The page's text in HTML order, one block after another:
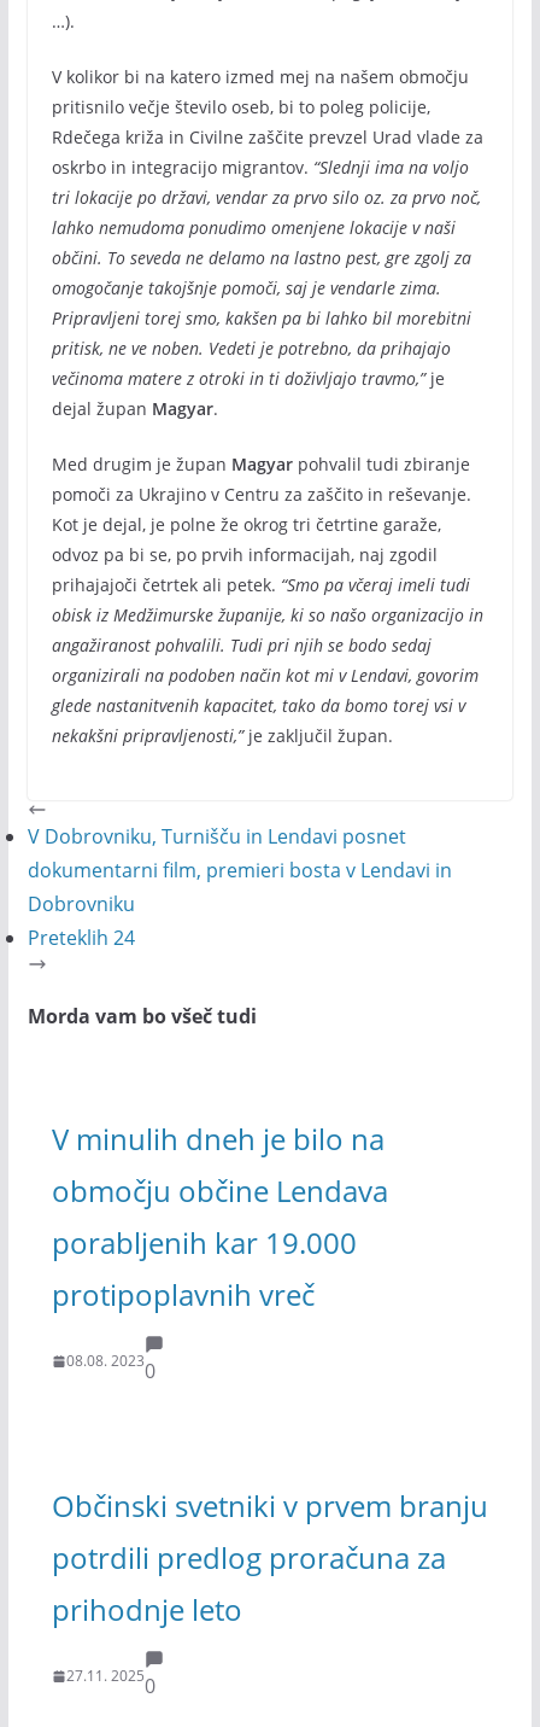
…).
V kolikor bi na katero izmed mej na našem območju
pritisnilo večje število oseb, bi to poleg policije,
Rdečega križa in Civilne zaščite prevzel Urad vlade za
oskrbo in integracijo migrantov. “Slednji ima na voljo
tri lokacije po državi, vendar za prvo silo oz. za prvo noč,
lahko nemudoma ponudimo omenjene lokacije v naši
občini. To seveda ne delamo na lastno pest, gre zgolj za
omogočanje takojšnje pomoči, saj je vendarle zima.
Pripravljeni torej smo, kakšen pa bi lahko bil morebitni
pritisk, ne ve noben. Vedeti je potrebno, da prihajajo
večinoma matere z otroki in ti doživljajo travmo,”je
dejal župan Magyar.
Med drugim je župan Magyarpohvalil tudi zbiranje
pomoči za Ukrajino v Centru za zaščito in reševanje.
Kot je dejal, je polne že okrog tri četrtine garaže,
odvoz pa bi se, po prvih informacijah, naj zgodil
prihajajoči četrtek ali petek. “Smo pa včeraj imeli tudi
obisk iz Medžimurske županije, ki so našo organizacijo in
angažiranost pohvalili. Tudi pri njih se bodo sedaj
organizirali na podoben način kot mi v Lendavi, govorim
glede nastanitvenih kapacitet, tako da bomo torej vsi v
nekakšni pripravljenosti,”je zaključil župan.
V Dobrovniku, Turnišču in Lendavi posnet
dokumentarni film, premieri bosta v Lendavi in
Dobrovniku
Preteklih 24
Morda vam bo všeč tudi
V minulih dneh je bilo na
območju občine Lendava
porabljenih kar 19.000
protipoplavnih vreč
08.08. 20230
Občinski svetniki v prvem branju
potrdili predlog proračuna za
prihodnje leto
27.11. 20250